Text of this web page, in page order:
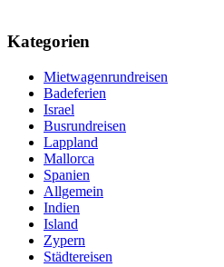
Kategorien
Mietwagenrundreisen
Badeferien
Israel
Busrundreisen
Lappland
Mallorca
Spanien
Allgemein
Indien
Island
Zypern
Städtereisen